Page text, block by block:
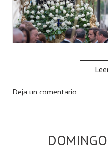
Deja un comentario